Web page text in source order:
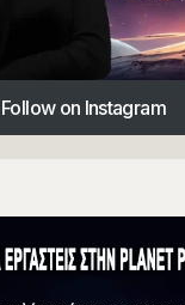
Follow on Instagram
Follow on Instagram